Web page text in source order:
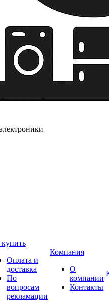
Оплата и
доставка
По
вопросам
рекламации
Компания
О
компании
Контакты